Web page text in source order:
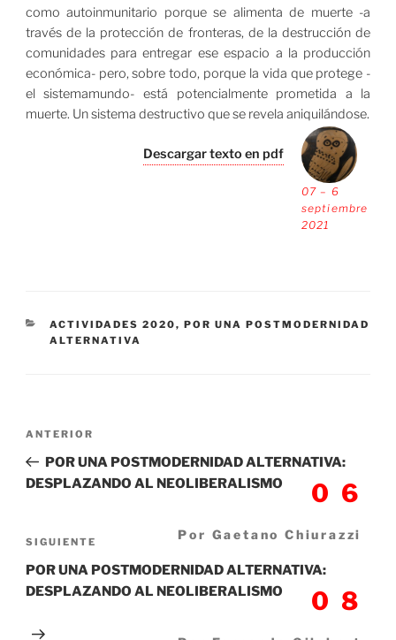
como autoinmunitario porque se alimenta de muerte -a
través de la protección de fronteras, de la destrucción de
comunidades para entregar ese espacio a la producción
económica- pero, sobre todo, porque la vida que protege -
el sistemamundo- está potencialmente prometida a la
muerte. Un sistema destructivo que se revela aniquilándose.
07 – 6
septiembre
2021
Descargar texto en pdf
CATEGORÍAS
ACTIVIDADES 2020,POR UNA POSTMODERNIDAD
ALTERNATIVA
Navegación
entradas
Entrada
anterior:
ANTERIOR
POR UNA POSTMODERNIDAD ALTERNATIVA:
DESPLAZANDO AL NEOLIBERALISMO
06
Por Gaetano Chiurazzi
Siguiente
entrada
SIGUIENTE
POR UNA POSTMODERNIDAD ALTERNATIVA:
DESPLAZANDO AL NEOLIBERALISMO
08